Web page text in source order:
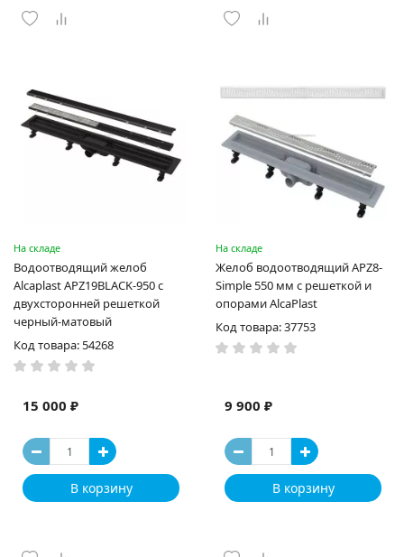
На складе
Водоотводящий желоб
Alcaplast APZ19BLACK-950 с
двухсторонней решеткой
черный-матовый
Код товара: 54268
15 000 ₽
В корзину
На складе
Желоб водоотводящий APZ8-
Simple 550 мм с решеткой и
опорами AlcaPlast
Код товара: 37753
9 900 ₽
В корзину